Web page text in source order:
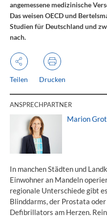
angemessene medizinische
Das weisen OECD und
Studien für Deutschland und
nach.
Teilen Drucken
ANSPRECHPARTNER
Marion
In manchen Städten und
Einwohner an Mandeln
regionale Unterschiede gibt
Blinddarms, der Prostata
Defibrillators am Herzen.